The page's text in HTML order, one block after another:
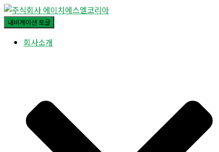
내비게이션 토글
회사소개